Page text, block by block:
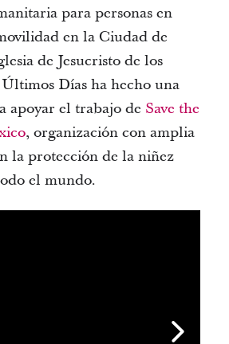
para personas en
en la Ciudad de
de Jesucristo de los
Días ha hecho una
apoyar el trabajo de Save the
, organización con amplia
la protección de la niñez
el mundo.